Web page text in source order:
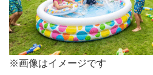
※画像はイメージです